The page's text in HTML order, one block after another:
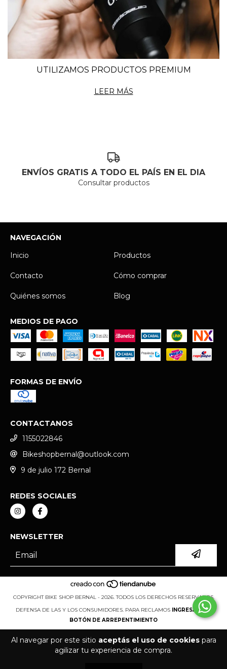
Al navegar por este sitio aceptás el uso de cookiespara
agilizar tu experiencia de compra.
UTILIZAMOS PRODUCTOS PREMIUM
LEER MÁS
ENVÍOS GRATIS A TODO EL PAÍS EN EL DIA
Consultar productos
NAVEGACIÓN
Inicio
Productos
Contacto Cómo comprar
Quiénes somos Blog
MEDIOS DE PAGO
FORMAS DE ENVÍO
CONTACTANOS
1155022846
Bikeshopbernal@outlook.com
9 de julio 172 Bernal
REDES SOCIALES
NEWSLETTER
COPYRIGHT BIKE SHOP BERNAL - 2026. TODOS LOS DERECHOS RESERVADOS.
DEFENSA DE LAS Y LOS CONSUMIDORES. PARA RECLAMOS
INGRESÁ ACÁ.
BOTÓN DE ARREPENTIMIENTO